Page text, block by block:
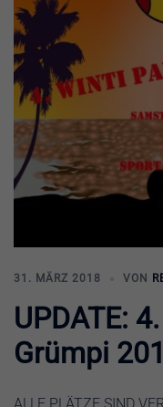
31. MÄRZ 2018 VON
UPDATE:
Grümpi